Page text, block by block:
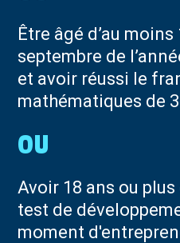
Être âgé d’au moins
septembre de
et avoir réussi le
mathématiques de
Avoir 18 ans ou
test de
moment